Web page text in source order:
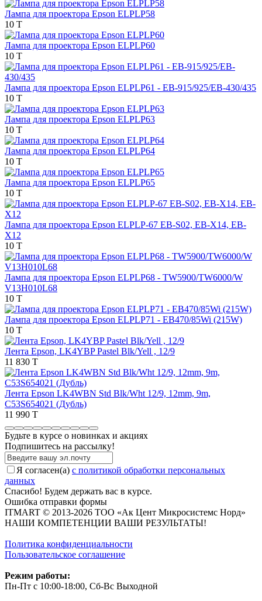
Лампа для проектора Epson ELPLP58
10 T
Лампа для проектора Epson ELPLP60
10 T
Лампа для проектора Epson ELPLP61 - EB-915/925/EB-430/435
10 T
Лампа для проектора Epson ELPLP63
10 T
Лампа для проектора Epson ELPLP64
10 T
Лампа для проектора Epson ELPLP65
10 T
Лампа для проектора Epson ELPLP-67 EB-S02, EB-X14, EB-
Х12
10 T
Лампа для проектора Epson ELPLP68 - TW5900/TW6000/W
V13H010L68
10 T
Лампа для проектора Epson ELPLP71 - EB470/85Wi (215W)
10 T
Лента Epson, LK4YBP Pastel Blk/Yell , 12/9
11 830 T
Лента Epson LK4WBN Std Blk/Wht 12/9, 12mm, 9m,
C53S654021 (Дубль)
11 990 T
Будьте в курсе о новинках и акциях
Подпишитесь на рассылкy!
Я согласен(a) с политикой обработки персональных
данных
Спасибо! Будем держать вас в курсе.
Ошибка отправки формы
ITMART © 2013-2026 ТОО «Ак Цент Микросистемс Норд»
НАШИ КОМПЕТЕНЦИИ ВАШИ РЕЗУЛЬТАТЫ!
Политика конфиденциальности
Пользовательское соглашение
Режим работы:
Пн-Пт с 10:00-18:00, Сб-Вс Выходной